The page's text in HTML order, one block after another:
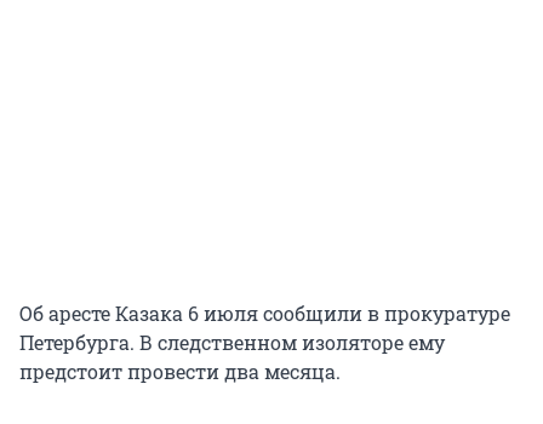
Об аресте Казака 6 июля сообщили в прокуратуре
Петербурга. В следственном изоляторе ему
предстоит провести два месяца.